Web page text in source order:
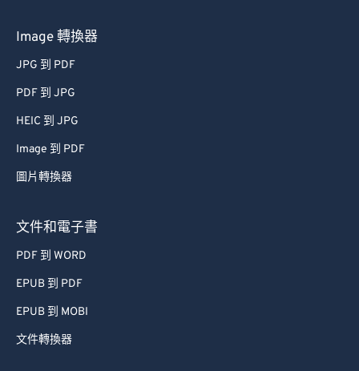
Image 轉換器
JPG 到 PDF
PDF 到 JPG
HEIC 到 JPG
Image 到 PDF
圖片轉換器
文件和電子書
PDF 到 WORD
EPUB 到 PDF
EPUB 到 MOBI
文件轉換器